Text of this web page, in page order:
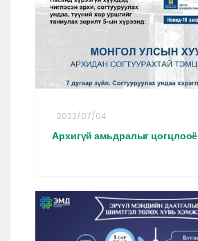
2022/07/04
Архигүй амьдралыг цогцлооё